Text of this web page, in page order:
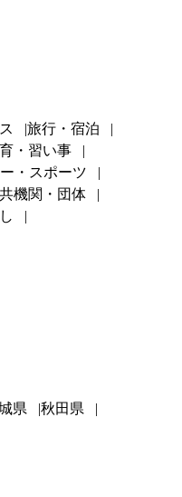
旅行・宿泊
・習い事
・スポーツ
機関・団体
県
秋田県